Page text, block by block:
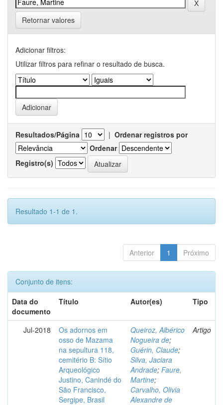
Retornar valores
Adicionar filtros:
Utilizar filtros para refinar o resultado de busca.
Resultados/Página | Ordenar registros por
Ordenar
Registro(s)
Resultado 1-1 de 1.
Anterior 1 Próximo
Conjunto de itens:
Data do
documento
Título Autor(es) Tipo
Jul-2018
Os adornos em
osso de Mazama
na sepultura 118,
cemitério B: Sítio
Arqueológico
Justino, Canindé do
São Francisco,
Sergipe, Brasil
Queiroz, Albérico
Nogueira de;
Guérin, Claude;
Silva, Jaciara
Andrade; Faure,
Martine;
Carvalho, Olivia
Alexandre de
Artigo